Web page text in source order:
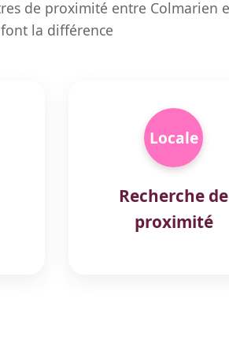
de proximité entre Colmarien
font la différence
Locale
Recherche de
proximité